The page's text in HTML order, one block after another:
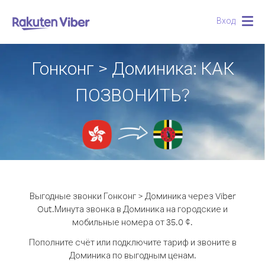
Вход
Гонконг > Доминика: КАК
ПОЗВОНИТЬ?
Выгодные звонки Гонконг > Доминика через Viber
Out.Минута звонка в Доминика на городские и
мобильные номера от 35.0 ¢.
Пополните счёт или подключите тариф и звоните в
Доминика по выгодным ценам.